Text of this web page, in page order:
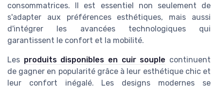
consommatrices. Il est essentiel non seulement de
s'adapter aux préférences esthétiques, mais aussi
d'intégrer les avancées technologiques qui
garantissent le confort et la mobilité.
Les produits disponibles en cuir souple continuent
de gagner en popularité grâce à leur esthétique chic et
leur confort inégalé. Les designs modernes se